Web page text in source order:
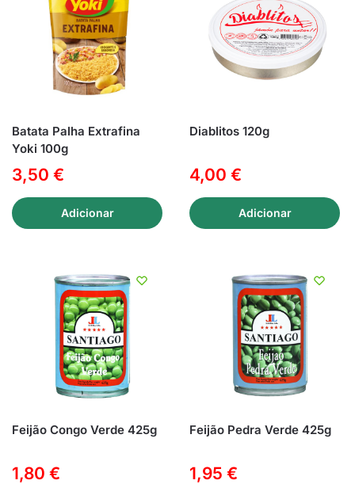
Batata Palha Extrafina
Yoki 100g
3,50 €
Adicionar
Diablitos 120g
4,00 €
Adicionar
Feijão Congo Verde 425g
1,80 €
Feijão Pedra Verde 425g
1,95 €